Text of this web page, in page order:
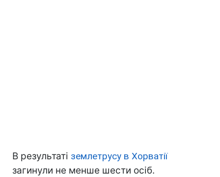
В результаті землетрусу в Хорватії
загинули не менше шести осіб.